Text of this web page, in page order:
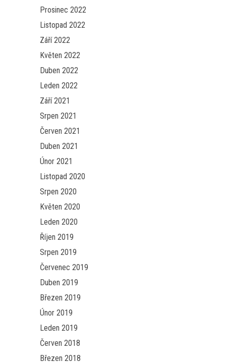
Prosinec 2022
Listopad 2022
Září 2022
Květen 2022
Duben 2022
Leden 2022
Září 2021
Srpen 2021
Červen 2021
Duben 2021
Únor 2021
Listopad 2020
Srpen 2020
Květen 2020
Leden 2020
Říjen 2019
Srpen 2019
Červenec 2019
Duben 2019
Březen 2019
Únor 2019
Leden 2019
Červen 2018
Březen 2018